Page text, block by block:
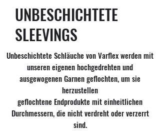
UNBESCHICHTETE
SLEEVINGS
Unbeschichtete Schläuche von Varflex werden mit
unseren eigenen hochgedrehten und
ausgewogenen Garnen geflochten, um sie
herzustellen
geflochtene Endprodukte mit einheitlichen
Durchmessern, die nicht verdreht oder verzerrt
sind.